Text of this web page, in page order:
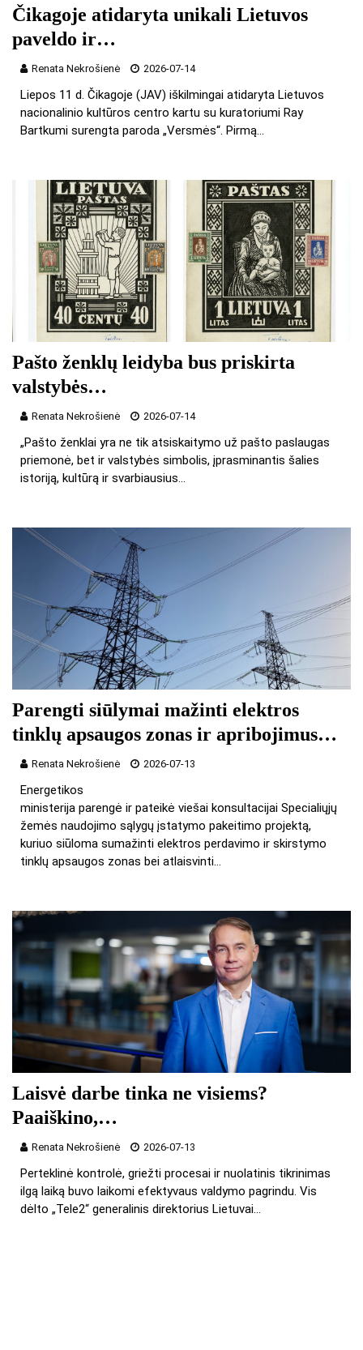
Čikagoje atidaryta unikali Lietuvos
paveldo ir…
Renata Nekrošienė 2026-07-14
Liepos 11 d. Čikagoje (JAV) iškilmingai atidaryta Lietuvos
nacionalinio kultūros centro kartu su kuratoriumi Ray
Bartkumi surengta paroda „Versmės“. Pirmą…
Pašto ženklų leidyba bus priskirta
valstybės…
Renata Nekrošienė 2026-07-14
„Pašto ženklai yra ne tik atsiskaitymo už pašto paslaugas
priemonė, bet ir valstybės simbolis, įprasminantis šalies
istoriją, kultūrą ir svarbiausius…
Parengti siūlymai mažinti elektros
tinklų apsaugos zonas ir apribojimus…
Renata Nekrošienė 2026-07-13
Energetikos
ministerija parengė ir pateikė viešai konsultacijai Specialiųjų
žemės naudojimo sąlygų įstatymo pakeitimo projektą,
kuriuo siūloma sumažinti elektros perdavimo ir skirstymo
tinklų apsaugos zonas bei atlaisvinti…
Laisvė darbe tinka ne visiems?
Paaiškino,…
Renata Nekrošienė 2026-07-13
Perteklinė kontrolė, griežti procesai ir nuolatinis tikrinimas
ilgą laiką buvo laikomi efektyvaus valdymo pagrindu. Vis
dėlto „Tele2“ generalinis direktorius Lietuvai…